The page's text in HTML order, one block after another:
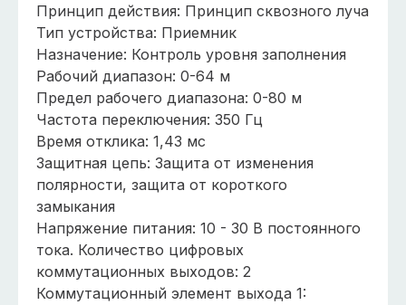
Принцип действия: Принцип сквозного луча
Тип устройства: Приемник
Назначение: Контроль уровня заполнения
Рабочий диапазон: 0-64 м
Предел рабочего диапазона: 0-80 м
Частота переключения: 350 Гц
Время отклика: 1,43 мс
Защитная цепь: Защита от изменения
полярности, защита от короткого
замыкания
Напряжение питания: 10 - 30 В постоянного
тока. Количество цифровых
коммутационных выходов: 2
Коммутационный элемент выхода 1: